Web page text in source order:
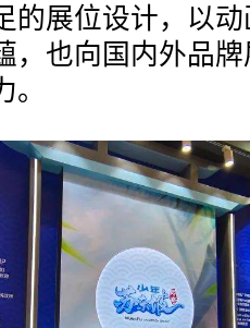
的展位设计，以
，也向国内外品